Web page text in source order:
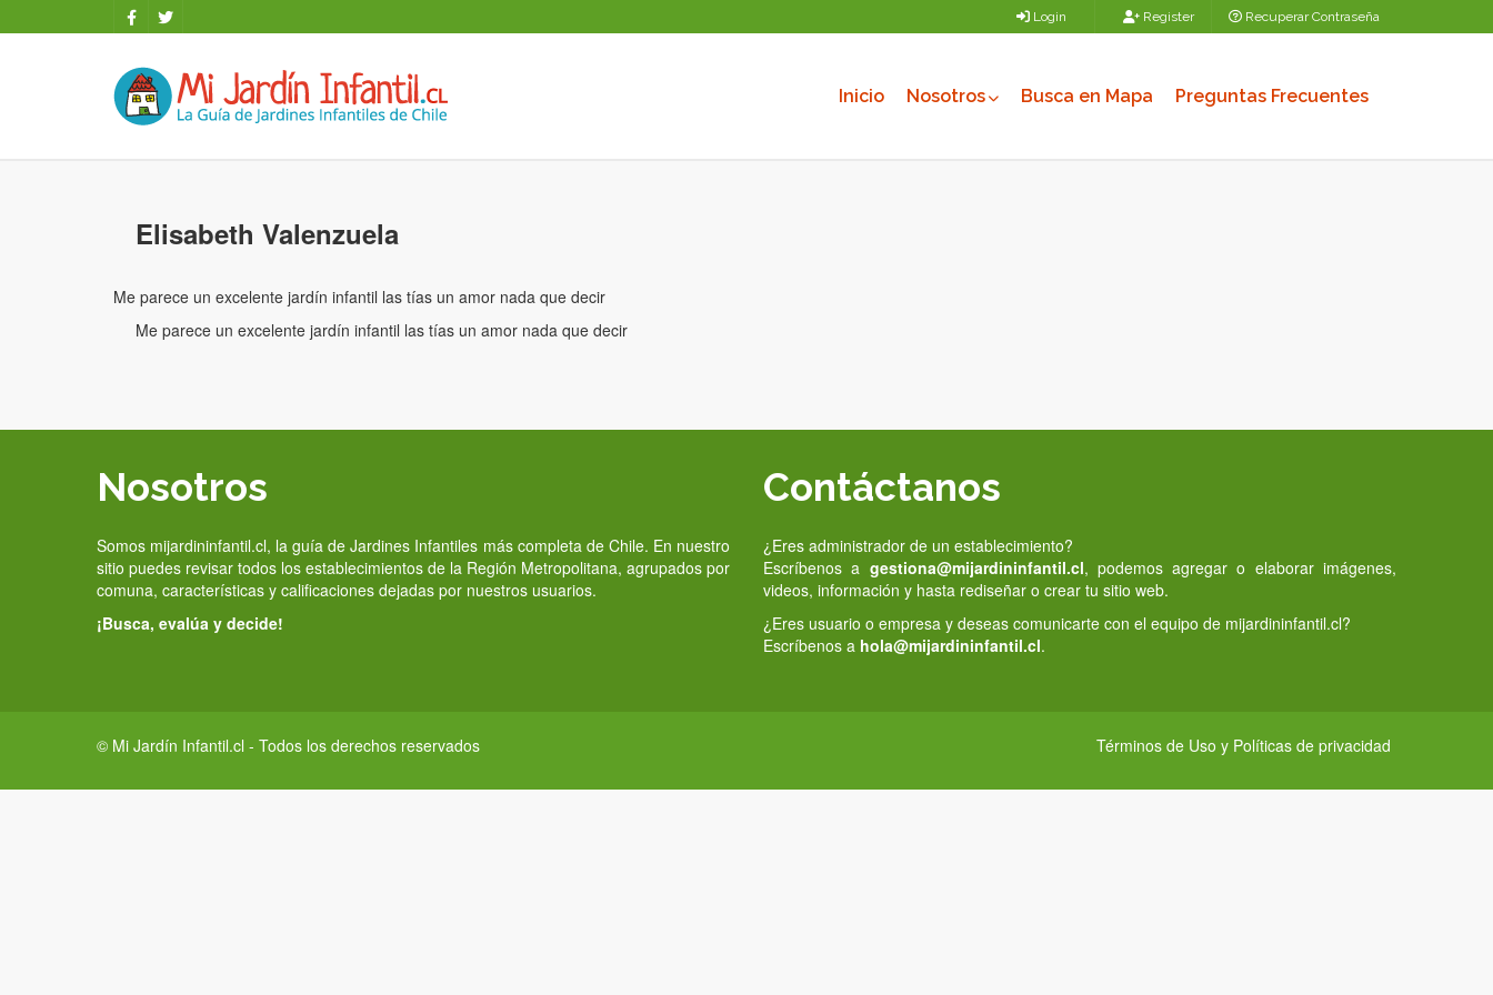
Login Register Recuperar Contraseña
Inicio Nosotros Busca en Mapa Preguntas Frecuentes
Elisabeth Valenzuela
Me parece un excelente jardín infantil las tías un amor nada que decir
Me parece un excelente jardín infantil las tías un amor nada que decir
Nosotros
Somos mijardininfantil.cl, la guía de Jardines Infantiles más completa de Chile. En nuestro
sitio puedes revisar todos los establecimientos de la Región Metropolitana, agrupados por
comuna, características y calificaciones dejadas por nuestros usuarios.
¡Busca, evalúa y decide!
Contáctanos
¿Eres administrador de un establecimiento?
Escríbenos a gestiona@mijardininfantil.cl, podemos agregar o elaborar imágenes,
videos, información y hasta rediseñar o crear tu sitio web.
¿Eres usuario o empresa y deseas comunicarte con el equipo de mijardininfantil.cl?
Escríbenos a hola@mijardininfantil.cl.
© Mi Jardín Infantil.cl - Todos los derechos reservados Términos de Uso y Políticas de privacidad